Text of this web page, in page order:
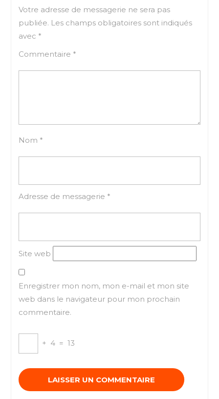
Votre adresse de messagerie ne sera pas
publiée. Les champs obligatoires sont indiqués
avec *
Commentaire *
Nom *
Adresse de messagerie *
Site web
Enregistrer mon nom, mon e-mail et mon site
web dans le navigateur pour mon prochain
commentaire.
+ 4 = 13